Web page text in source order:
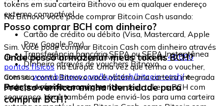
tokens em sua carteira Bitnovo ou em qualquer endereço
externo compatível.
Na Bitnovo você pode comprar Bitcoin Cash usando:
Cartão de crédito ou débito (Visa, Mastercard, Apple
Pay, Google Pay)
Transferência bancária SEPA ou SEPA Instantânea
Dinheiro através de vouchers Bitnovo
Posso comprar BCH com dinheiro?
Sim. Você pode comprar Bitcoin Cash com dinheiro através
de vouchers Bitnovo, disponíveis em mais de40.000
pontos físicos na Europa. Uma vez que tenha o voucher,
acesse:www.bitnovo.com/buy/cash/bitcoin-cash/e
resgate-o rápida e seguramente.
Onde posso armazenar meus tokens BCH?
Com sua conta Bitnovo você obtém uma carteira integrada
onde pode armazenar e gerenciar seus tokens BCH com
segurança. Você também pode enviá-los para uma carteira
Preciso verificar minha identidade para
comprar BCH?